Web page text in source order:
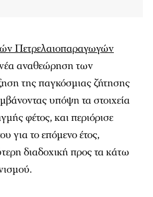
Πετρελαιοπαραγωγών
αναθεώρηση των
της παγκόσμιας ζήτησης
υπόψη τα στοιχεία
φέτος, και περιόρισε
για το επόμενο έτος,
διαδοχική προς τα κάτω